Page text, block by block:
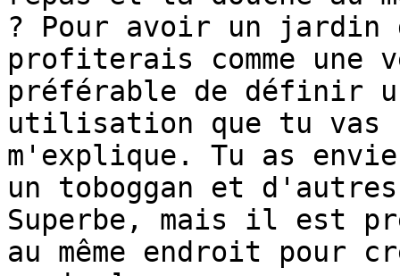
? Pour avoir un
profiterais comme
préférable de définir
utilisation que tu
m'explique. Tu as
un toboggan et
Superbe, mais il est
au même endroit pour